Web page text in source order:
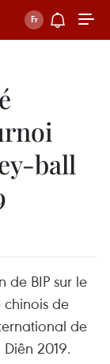
ball
de BIP sur le
chinois de
de
2019.